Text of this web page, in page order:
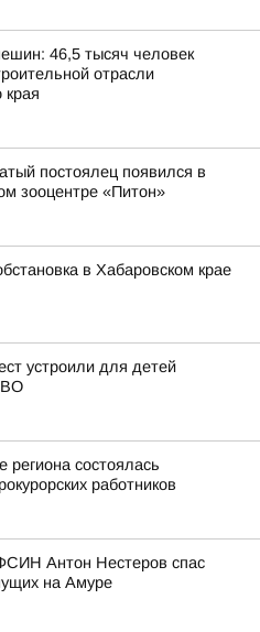
46,5 тысяч человек
отрасли
края
постоялец появился в
зооцентре «Питон»
в Хабаровском крае
устроили для детей
региона состоялась
работников
Антон Нестеров спас
на Амуре